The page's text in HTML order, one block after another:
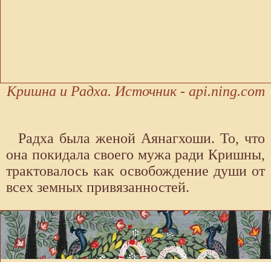
Кришна и Радха. Источник - api.ning.com
Радха была женой Аянагхоши. То, что
она покидала своего мужа ради Кришны,
трактовалось как освобождение души от
всех земных привязанностей.